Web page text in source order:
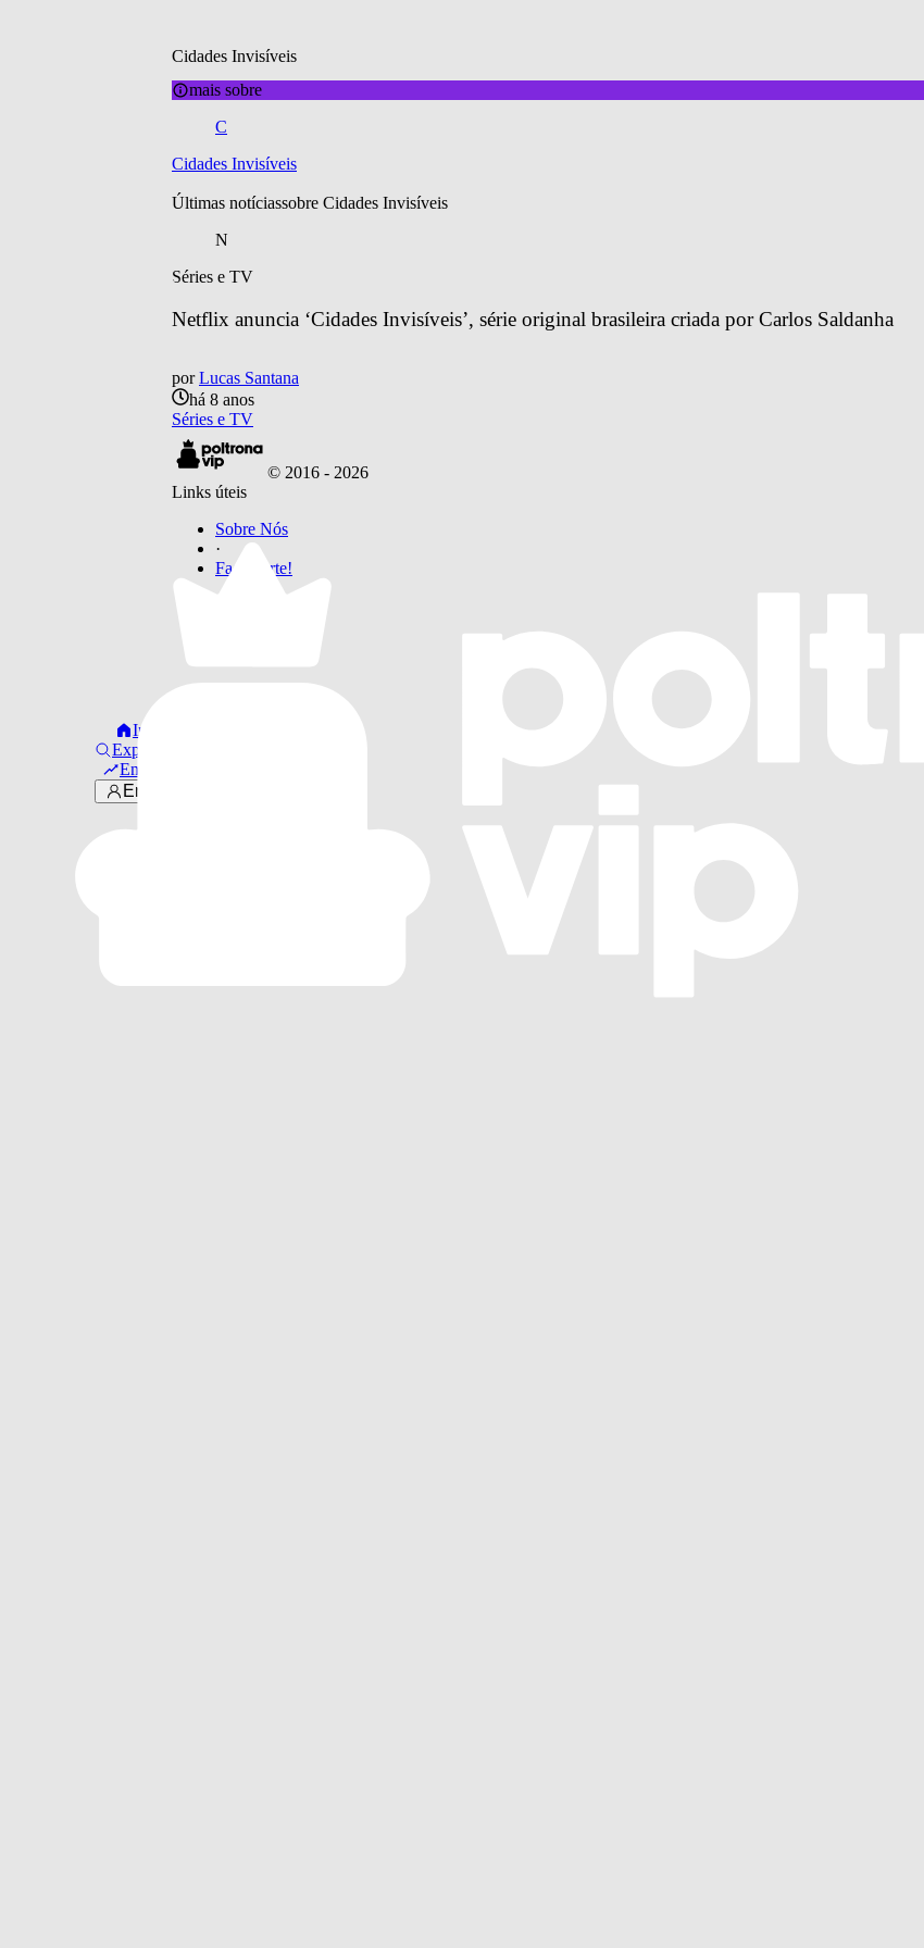
Início
Explorar
Em alta
Entrar
Cidades Invisíveis
mais sobre
C
Cidades Invisíveis
Últimas notíciassobre Cidades Invisíveis
N
Séries e TV
Netflix anuncia ‘Cidades Invisíveis’, série original brasileira criada por Carlos Saldanha
por Lucas Santana
há 8 anos
Séries e TV
© 2016 - 2026
Links úteis
Sobre Nós
·
Faça Parte!